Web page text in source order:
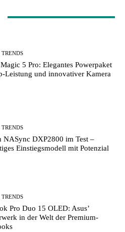
5 Pro: Elegantes Powerpaket
Leistung und innovativer Kamera
NASync DXP2800 im Test –
Einstiegsmodell mit Potenzial
Pro Duo 15 OLED: Asus’
in der Welt der Premium-